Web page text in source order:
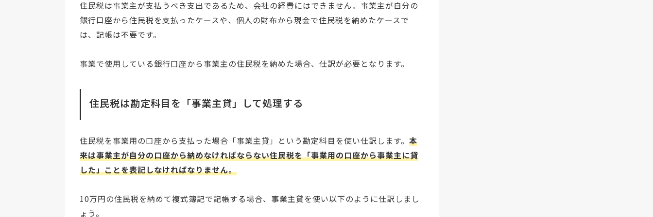
住民税は事業主が支払うべき支出であるため、会社の経費にはできません。事業主が自分の
銀行口座から住民税を支払ったケースや、個人の財布から現金で住民税を納めたケースで
は、記帳は不要です。
事業で使用している銀行口座から事業主の住民税を納めた場合、仕訳が必要となります。
住民税は勘定科目を「事業主貸」して処理する
住民税を事業用の口座から支払った場合「事業主貸」という勘定科目を使い仕訳します。 本
来は事業主が自分の口座から納めなければならない住民税を「事業用の口座から事業主に貸
した」ことを表記しなければなりません。
10万円の住民税を納めて複式簿記で記帳する場合、事業主貸を使い以下のように仕訳しまし
ょう。